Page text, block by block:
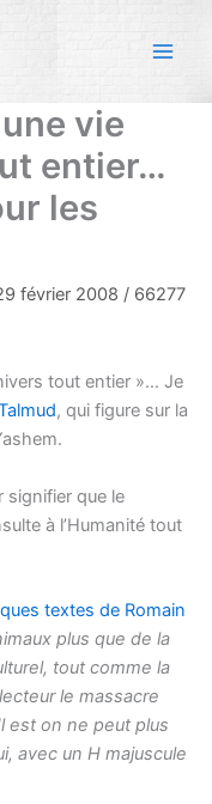
vie
entier…
les
février 2008 / 66277
tout entier »… Je
, qui figure sur la
signifier que le
à l’Humanité tout
textes de Romain
plus que de la
tout comme la
le massacre
est on ne peut plus
avec un H majuscule